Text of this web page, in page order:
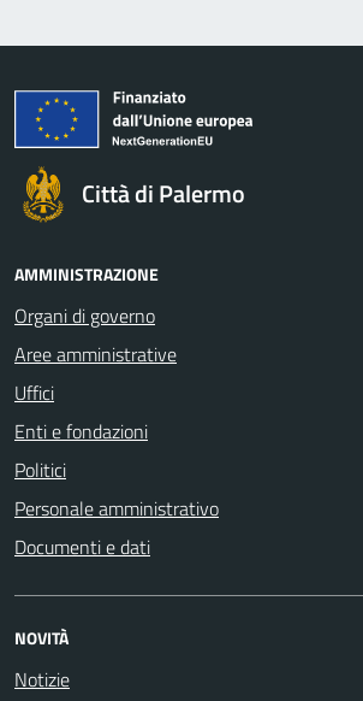
Città di Palermo
AMMINISTRAZIONE
Organi di governo
Aree amministrative
Uffici
Enti e fondazioni
Politici
Personale amministrativo
Documenti e dati
NOVITÀ
Notizie